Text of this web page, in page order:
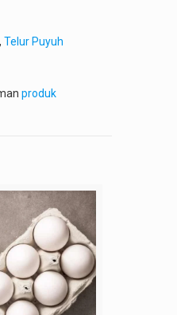
, Telur Puyuh
produk